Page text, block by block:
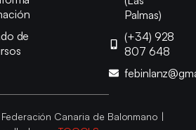
de
Palmas)
(+34) 928
807 648
Canaria de Balonmano |